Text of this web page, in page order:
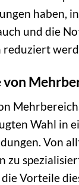
haben,
und die
reduziert
von
Wahl in
Von
zu
Vorteile